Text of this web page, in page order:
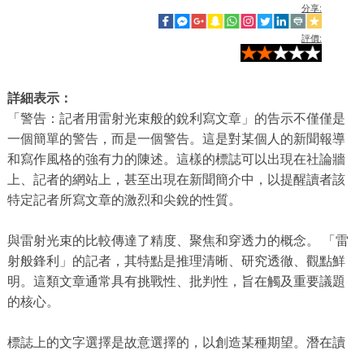
分享:
評價:
詳細表示：
「警告：記者用雷射光束般的銳利寫文章」的告示不僅僅是
一個簡單的警告，而是一個警告。這是對某個人的新聞報導
和寫作風格的強有力的陳述。這樣的標誌可以出現在社論牆
上、記者的網站上，甚至出現在新聞簡介中，以提醒讀者該
特定記者所寫文章的激烈和尖銳的性質。
與雷射光束的比較傳達了精度、聚焦和穿透力的概念。 「雷
射般鋒利」的記者，其特點是推理清晰、研究透徹、觀點鮮
明。這類文章通常具有挑戰性、批判性，旨在觸及重要議題
的核心。
標誌上的文字選擇是故意選擇的，以創造某種期望。潛在讀